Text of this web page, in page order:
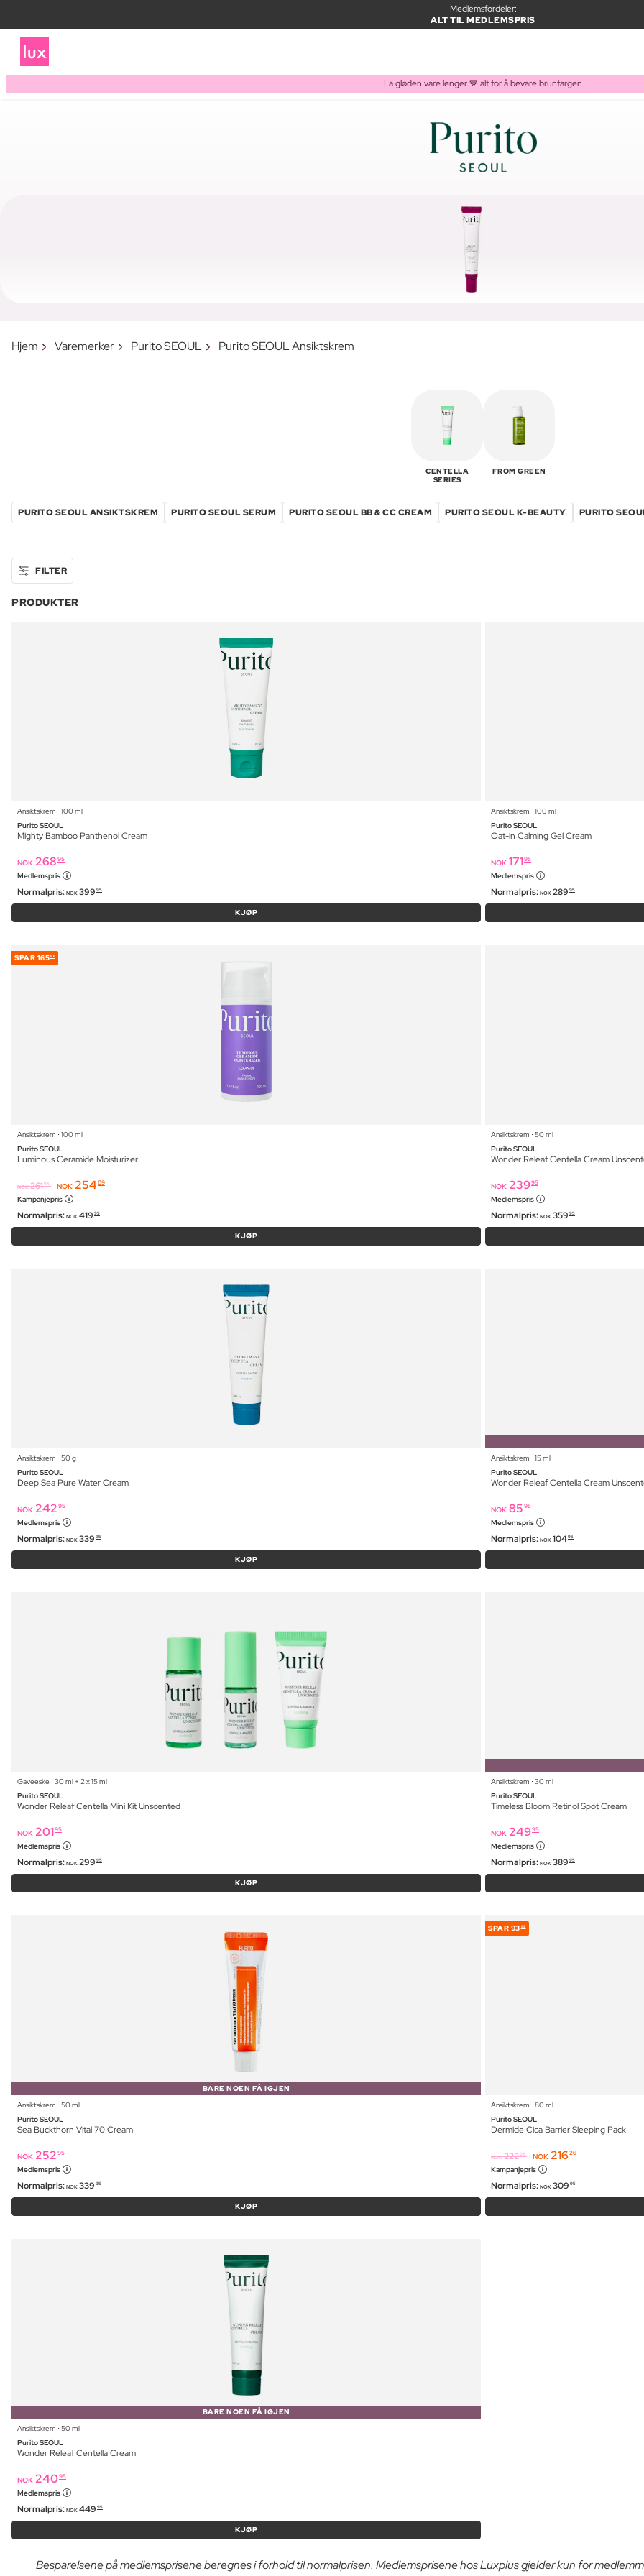
Medlemsfordeler:
ALT TIL MEDLEMSPRIS
La gløden vare lenger 🤎 alt for å bevare brunfargen
Hjem Varemerker Purito SEOUL Purito SEOUL Ansiktskrem
CENTELLA
SERIES
FROM GREEN
PURITO SEOUL ANSIKTSKREM PURITO SEOUL SERUM PURITO SEOUL BB & CC CREAM PURITO SEOUL K-BEAUTY PURITO
FILTER
PRODUKTER
Ansiktskrem ⋅ 100 ml
Purito SEOUL
Mighty Bamboo Panthenol Cream
NOK 268 95
Medlemspris
Normalpris: NOK 399 95
KJØP
Ansiktskrem ⋅ 100 ml
Purito SEOUL
Oat-in Calming Gel Cream
NOK 17195
Medlemspris
Normalpris: NOK 289 95
SPAR 16586
Ansiktskrem ⋅ 100 ml
Purito SEOUL
Luminous Ceramide Moisturizer
NOK 26195 NOK 254 09
Kampanjepris
Normalpris: NOK 419 95
KJØP
Ansiktskrem ⋅ 50 ml
Purito SEOUL
Wonder Releaf Centella Cream
NOK 23995
Medlemspris
Normalpris: NOK 359 95
Ansiktskrem ⋅ 50 g
Purito SEOUL
Deep Sea Pure Water Cream
NOK 242 95
Medlemspris
Normalpris: NOK 339 95
KJØP
Ansiktskrem ⋅ 15 ml
Purito SEOUL
Wonder Releaf Centella Cream
NOK 85 95
Medlemspris
Normalpris: NOK 10495
Gaveeske ⋅ 30 ml + 2 x 15 ml
Purito SEOUL
Wonder Releaf Centella Mini Kit Unscented
NOK 20195
Medlemspris
Normalpris: NOK 299 95
KJØP
Ansiktskrem ⋅ 30 ml
Purito SEOUL
Timeless Bloom Retinol Spot Cream
NOK 24995
Medlemspris
Normalpris: NOK 389 95
BARE NOEN FÅ IGJEN
Ansiktskrem ⋅ 50 ml
Purito SEOUL
Sea Buckthorn Vital 70 Cream
NOK 252 95
Medlemspris
Normalpris: NOK 339 95
KJØP
SPAR 93 69
Ansiktskrem ⋅ 80 ml
Purito SEOUL
Dermide Cica Barrier Sleeping Pack
NOK 22295 NOK 21626
Kampanjepris
Normalpris: NOK 309 95
BARE NOEN FÅ IGJEN
Ansiktskrem ⋅ 50 ml
Purito SEOUL
Wonder Releaf Centella Cream
NOK 24095
Medlemspris
Normalpris: NOK 449 95
KJØP
Besparelsene på medlemsprisene beregnes i forhold til normalprisen. Medlemsprisene hos Luxplus gjelder kun for